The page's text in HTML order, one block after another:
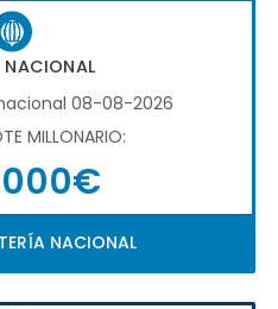
NACIONAL
08-08-2026
MILLONARIO:
NACIONAL